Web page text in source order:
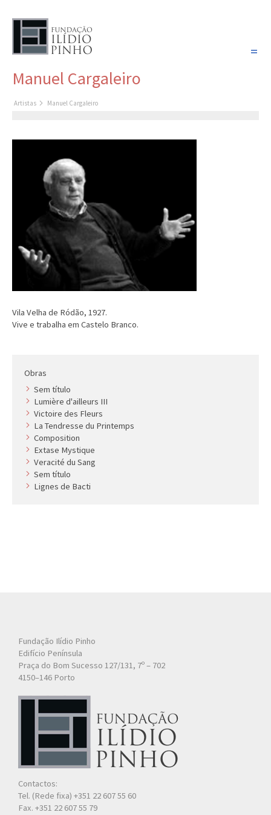
Artistas
Cronologia
Manuel Cargaleiro
Artistas Manuel Cargaleiro
Vila Velha de Ródão, 1927.
Vive e trabalha em Castelo Branco.
Obras
Sem título
Lumière d'ailleurs III
Victoire des Fleurs
La Tendresse du Printemps
Composition
Extase Mystique
Veracité du Sang
Sem título
Lignes de Bacti
Fundação Ilídio Pinho
Edifício Península
Praça do Bom Sucesso 127/131, 7º – 702
4150–146 Porto
Contactos:
Tel. (Rede fixa) +351 22 607 55 60
Fax. +351 22 607 55 79